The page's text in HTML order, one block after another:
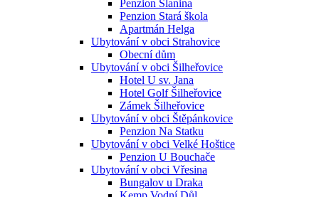
Penzion Slanina
Penzion Stará škola
Apartmán Helga
Ubytování v obci Strahovice
Obecní dům
Ubytování v obci Šilheřovice
Hotel U sv. Jana
Hotel Golf Šilheřovice
Zámek Šilheřovice
Ubytování v obci Štěpánkovice
Penzion Na Statku
Ubytování v obci Velké Hoštice
Penzion U Bouchače
Ubytování v obci Vřesina
Bungalov u Draka